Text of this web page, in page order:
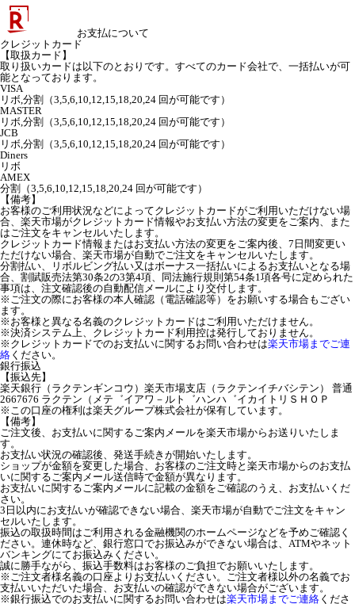
お支払について
クレジットカード
【取扱カード】
取り扱いカードは以下のとおりです。すべてのカード会社で、一括払いが可
能となっております。
VISA
リボ,分割（3,5,6,10,12,15,18,20,24 回が可能です）
MASTER
リボ,分割（3,5,6,10,12,15,18,20,24 回が可能です）
JCB
リボ,分割（3,5,6,10,12,15,18,20,24 回が可能です）
Diners
リボ
AMEX
分割（3,5,6,10,12,15,18,20,24 回が可能です）
【備考】
お客様のご利用状況などによってクレジットカードがご利用いただけない場
合、楽天市場がクレジットカード情報やお支払い方法の変更をご案内、また
はご注文をキャンセルいたします。
クレジットカード情報またはお支払い方法の変更をご案内後、7日間変更い
ただけない場合、楽天市場が自動でご注文をキャンセルいたします。
分割払い、リボルビング払い又はボーナス一括払いによるお支払いとなる場
合、割賦販売法第30条2の3第4項、同法施行規則第54条1項各号に定められた
事項は、注文確認後の自動配信メールにより交付します。
※ご注文の際にお客様の本人確認（電話確認等）をお願いする場合もござい
ます。
※お客様と異なる名義のクレジットカードはご利用いただけません。
※決済システム上、クレジットカード利用控は発行しておりません。
※クレジットカードでのお支払いに関するお問い合わせは楽天市場までご連
絡 ください。
銀行振込
【振込先】
楽天銀行（ラクテンギンコウ）楽天市場支店（ラクテンイチバシテン） 普通
2667676 ラクテン（メテ゛イアワ－ルト゛ハンハ゛イカイトリＳＨＯＰ
※この口座の権利は楽天グループ株式会社が保有しています。
【備考】
ご注文後、お支払いに関するご案内メールを楽天市場からお送りいたしま
す。
お支払い状況の確認後、発送手続きが開始いたします。
ショップが金額を変更した場合、お客様のご注文時と楽天市場からのお支払
いに関するご案内メール送信時で金額が異なります。
お支払いに関するご案内メールに記載の金額をご確認のうえ、お支払いくだ
さい。
3日以内にお支払いが確認できない場合、楽天市場が自動でご注文をキャン
セルいたします。
振込の取扱時間はご利用される金融機関のホームページなどを予めご確認く
ださい。連休時など、銀行窓口でお振込みができない場合は、ATMやネット
バンキングにてお振込みください。
誠に勝手ながら、振込手数料はお客様のご負担でお願いいたします。
※ご注文者様名義の口座よりお支払いください。ご注文者様以外の名義でお
支払いいただいた場合、お支払いの確認ができない場合がございます。
※銀行振込でのお支払いに関するお問い合わせは楽天市場までご連絡 くださ